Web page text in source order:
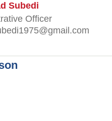
Subedi
Officer